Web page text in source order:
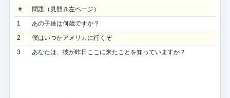
＃
問題（見開き左ページ）
1
あの子達は何歳ですか？
2
僕はいつかアメリカに行くぞ
3
あなたは、彼が昨日ここに来たことを知っていますか？